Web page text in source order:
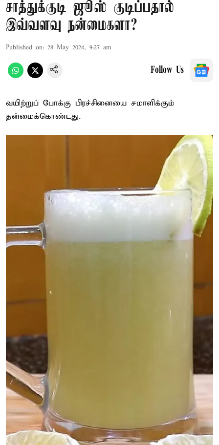
சாத்துக்குடி ஜூஸ் குடிப்பதால்
இவ்வளவு நன்மைகளா?
Published on: 28 May 2024, 9:27 am
Follow Us
வயிற்றுப் போக்கு பிரச்சினையை சமாளிக்கும்
தன்மைக்கொண்டது.